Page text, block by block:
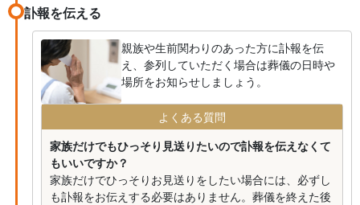
訃報を伝える
親族や生前関わりのあった方に訃報を伝
え、参列していただく場合は葬儀の日時や
場所をお知らせしましょう。
よくある質問
家族だけでもひっそり見送りたいので訃報を伝えなくて
もいいですか？
家族だけでひっそりお見送りをしたい場合には、必ずし
も訃報をお伝えする必要はありません。葬儀を終えた後